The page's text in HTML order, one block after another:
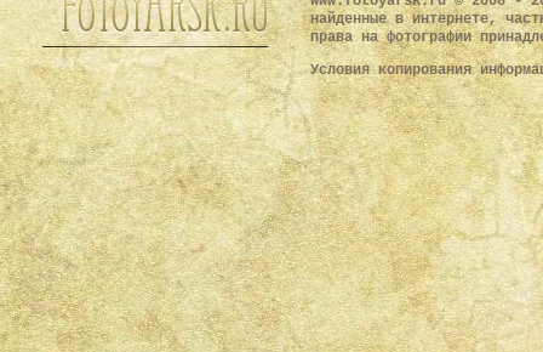
найденные в интернете,
права на фотографии
Условия копирования